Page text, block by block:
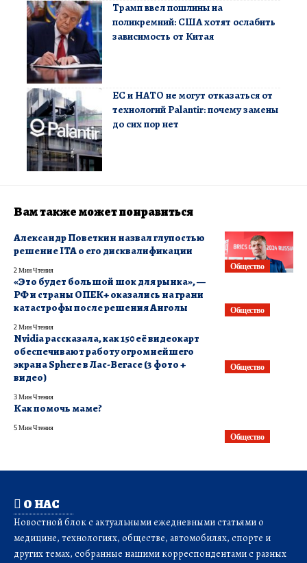
Трамп ввел пошлины на
поликремний: США хотят ослабить
зависимость от Китая
ЕС и НАТО не могут отказаться от
технологий Palantir: почему замены
до сих пор нет
Вам также может понравиться
Общество
Александр Поветкин назвал глупостью
решение ITA о его дисквалификации
2 Мин Чтения
Общество
«Это будет большой шок для рынка», —
РФ и страны ОПЕК+ оказались на грани
катастрофы после решения Анголы
2 Мин Чтения
Общество
Nvidia рассказала, как 150 её видеокарт
обеспечивают работу огромнейшего
экрана Sphere в Лас-Вегасе (3 фото +
видео)
3 Мин Чтения
Общество
Как помочь маме?
5 Мин Чтения
О НАС
Новостной блок с актуальными ежедневными статьями о
медицине, технологиях, обществе, автомобилях, спорте и
других темах, собранные нашими корреспондентами с разных